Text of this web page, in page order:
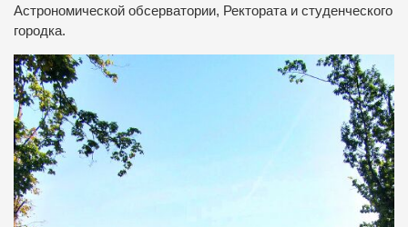
Астрономической обсерватории, Ректората и студенческого
городка.